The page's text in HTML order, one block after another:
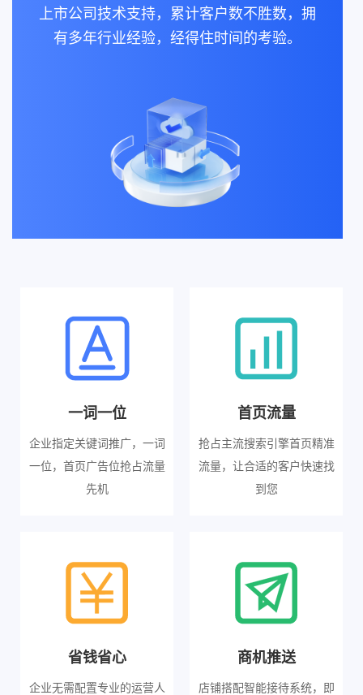
上市公司技术支持，累计客户数不胜数，拥
有多年行业经验，经得住时间的考验。
一词一位
企业指定关键词推广，一词
一位，首页广告位抢占流量
先机
首页流量
抢占主流搜索引擎首页精准
流量，让合适的客户快速找
到您
省钱省心
企业无需配置专业的运营人
商机推送
店铺搭配智能接待系统，即